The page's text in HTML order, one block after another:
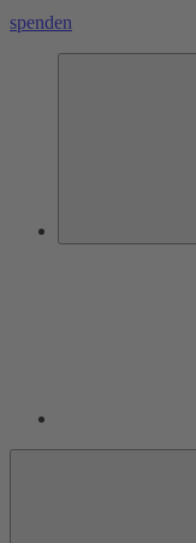
spenden